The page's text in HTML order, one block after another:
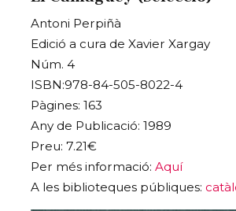
Antoni Perpiñà
Edició a cura de Xavier Xargay
Núm. 4
ISBN:978-84-505-8022-4
Pàgines: 163
Any de Publicació: 1989
Preu: 7.21€
Per més informació: Aquí
A les biblioteques públiques: